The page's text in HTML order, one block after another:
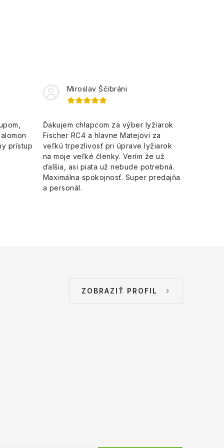
prístup
Miroslav Ščibráni
Ďakujem chlapcom za výber lyžiarok
Fischer RC4 a hlavne Matejovi za
veľkú trpezlivosť pri úprave lyžiarok
na moje veľké členky. Verím že už
ďalšia, asi piata už nebude potrebná.
Maximálna spokojnosť. Super predajňa
a personál.
ZOBRAZIŤ PROFIL